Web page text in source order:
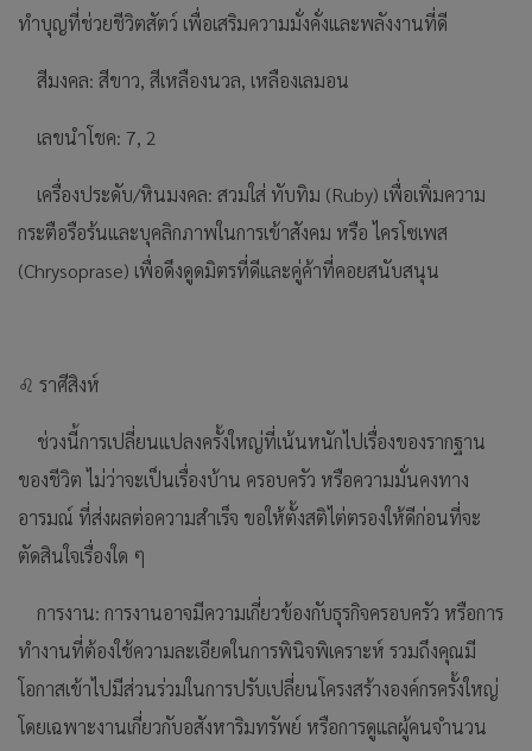
ทำบุญที่ช่วยชีวิตสัตว์ เพื่อเสริมความมั่งคั่งและพลังงานที่ดี
สีมงคล: สีขาว, สีเหลืองนวล, เหลืองเลมอน
เลขนำโชค: 7, 2
เครื่องประดับ/หินมงคล: สวมใส่ ทับทิม (Ruby) เพื่อเพิ่มความ
กระตือรือร้นและบุคลิกภาพในการเข้าสังคม หรือ ไครโซเพส
(Chrysoprase) เพื่อดึงดูดมิตรที่ดีและคู่ค้าที่คอยสนับสนุน
♌ ราศีสิงห์
ช่วงนี้การเปลี่ยนแปลงครั้งใหญ่ที่เน้นหนักไปเรื่องของรากฐาน
ของชีวิต ไม่ว่าจะเป็นเรื่องบ้าน ครอบครัว หรือความมั่นคงทาง
อารมณ์ ที่ส่งผลต่อความสำเร็จ ขอให้ตั้งสติไต่ตรองให้ดีก่อนที่จะ
ตัดสินใจเรื่องใด ๆ
การงาน: การงานอาจมีความเกี่ยวข้องกับธุรกิจครอบครัว หรือการ
ทำงานที่ต้องใช้ความละเอียดในการพินิจพิเคราะห์ รวมถึงคุณมี
โอกาสเข้าไปมีส่วนร่วมในการปรับเปลี่ยนโครงสร้างองค์กรครั้งใหญ่
โดยเฉพาะงานเกี่ยวกับอสังหาริมทรัพย์ หรือการดูแลผู้คนจำนวน